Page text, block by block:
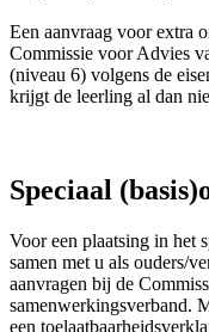
Een aanvraag voor extra
Commissie voor Advies
(niveau 6) volgens de
krijgt de leerling al dan
Speciaal
Voor een plaatsing in het
samen met u als ouders/
aanvragen bij de
samenwerkingsverband.
een